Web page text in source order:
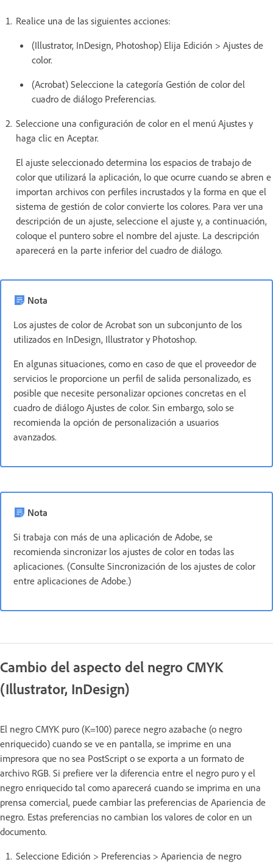
Realice una de las siguientes acciones:
(Illustrator, InDesign, Photoshop) Elija Edición > Ajustes de
color.
(Acrobat) Seleccione la categoría Gestión de color del
cuadro de diálogo Preferencias.
Seleccione una configuración de color en el menú Ajustes y
haga clic en Aceptar.
El ajuste seleccionado determina los espacios de trabajo de
color que utilizará la aplicación, lo que ocurre cuando se abren e
importan archivos con perfiles incrustados y la forma en que el
sistema de gestión de color convierte los colores. Para ver una
descripción de un ajuste, seleccione el ajuste y, a continuación,
coloque el puntero sobre el nombre del ajuste. La descripción
aparecerá en la parte inferior del cuadro de diálogo.
Nota
Los ajustes de color de Acrobat son un subconjunto de los
utilizados en InDesign, Illustrator y Photoshop.
En algunas situaciones, como en caso de que el proveedor de
servicios le proporcione un perfil de salida personalizado, es
posible que necesite personalizar opciones concretas en el
cuadro de diálogo Ajustes de color. Sin embargo, solo se
recomienda la opción de personalización a usuarios
avanzados.
Nota
Si trabaja con más de una aplicación de Adobe, se
recomienda sincronizar los ajustes de color en todas las
aplicaciones. (Consulte Sincronización de los ajustes de color
entre aplicaciones de Adobe.)
Cambio del aspecto del negro CMYK
(Illustrator, InDesign)
El negro CMYK puro (K=100) parece negro azabache (o negro
enriquecido) cuando se ve en pantalla, se imprime en una
impresora que no sea PostScript o se exporta a un formato de
archivo RGB. Si prefiere ver la diferencia entre el negro puro y el
negro enriquecido tal como aparecerá cuando se imprima en una
prensa comercial, puede cambiar las preferencias de Apariencia de
negro. Estas preferencias no cambian los valores de color en un
documento.
Seleccione Edición > Preferencias > Apariencia de negro